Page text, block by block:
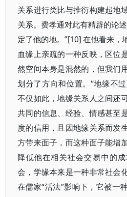
关系进行类比与推衍构建起地
关系。费孝通对此有精辟的论
定了他的地。”[10] 在他看来，
血缘上亲疏的一种反映，区位
然空间本身是混然的，但我们
划分了方向和位置。“地缘不
不仅如此，地缘关系人之间还
共同的信息、经验、情感甚至
度的信用，且因地缘关系而发
方带来面子，而这种面子能增
降低他在相关社会交易中的
会，学缘本来是一种非常社会
在儒家“活法”影响下，它被一